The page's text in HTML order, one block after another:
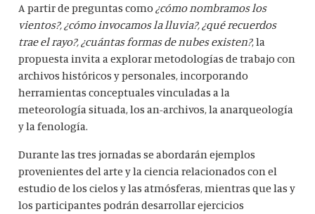
A partir de preguntas como¿cómo nombramos los
vientos?, ¿cómo invocamos la lluvia?, ¿qué recuerdos
trae el rayo?, ¿cuántas formas de nubes existen?, la
propuesta invita a explorar metodologías de trabajo con
archivos históricos y personales, incorporando
herramientas conceptuales vinculadas a la
meteorología situada, los an-archivos, la anarqueología
y la fenología.
Durante las tres jornadas se abordarán ejemplos
provenientes del arte y la ciencia relacionados con el
estudio de los cielos y las atmósferas, mientras que las y
los participantes podrán desarrollar ejercicios